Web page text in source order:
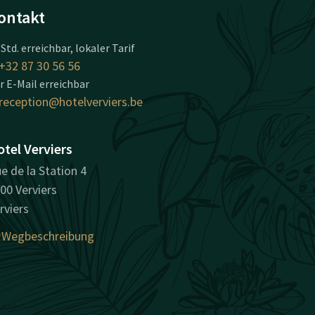
Std. erreichbar, lokaler Tarif
87 30 56 56
E-Mail erreichbar
Verviers
de la Station 4
Verviers
Wegbeschreibung